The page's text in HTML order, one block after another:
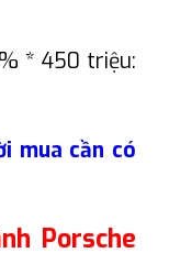
* 450 triệu:
mua cần có
Porsche